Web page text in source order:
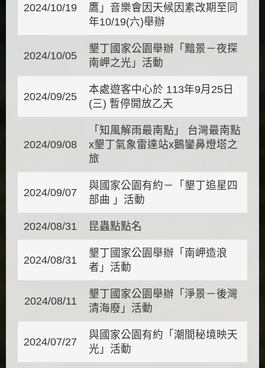
2024/10/19
鷹」音樂會因天候因素改期至同
年10/19(六)舉辦
2024/10/05
墾丁國家公園舉辦「黯景－夜探
南岬之光」活動
2024/09/25
本處遊客中心於 113年9月25日
(三) 暫停開放乙天
2024/09/08
「知風解雨最南點」 台灣最南點
x墾丁氣象雷達站x鵝鑾鼻燈塔之
旅
2024/09/07
與國家公園有約－「墾丁追星四
部曲 」活動
2024/08/31 昆蟲點點名
2024/08/31
墾丁國家公園舉辦「南岬造浪
者」活動
2024/08/11
墾丁國家公園舉辦「淨景－後灣
清海廢」活動
2024/07/27
與國家公園有約「潮間秘境映天
光」活動